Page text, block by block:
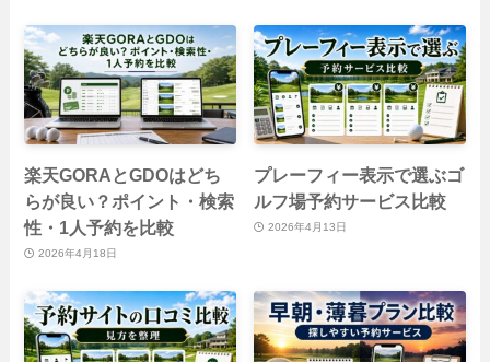
楽天GORAとGDOはどち
らが良い？ポイント・検索
性・1人予約を比較
2026年4月18日
プレーフィー表示で選ぶゴ
ルフ場予約サービス比較
2026年4月13日